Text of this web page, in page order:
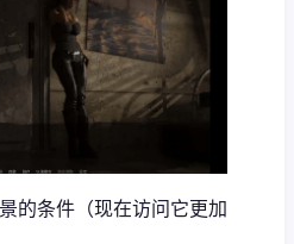
的条件（现在访问它更加